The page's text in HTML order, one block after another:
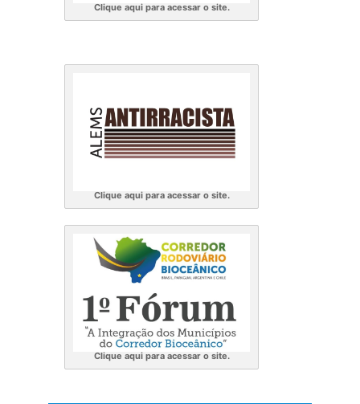
Clique aqui para acessar o site.
Clique aqui para acessar o site.
Clique aqui para acessar o site.